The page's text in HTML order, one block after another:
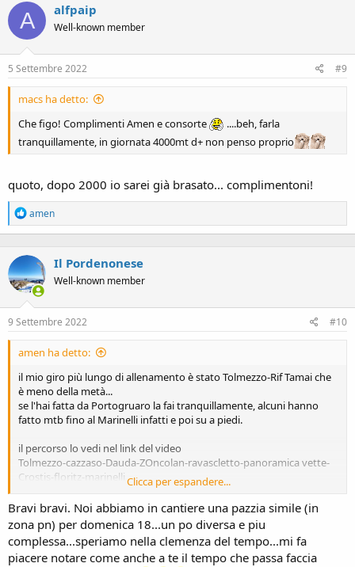
i
n
:
A alfpaip
Well-known member
5 Settembre 2022 #9
macs ha detto:
Che figo! Complimenti Amen e consorte
....beh, farla
tranquillamente, in giornata 4000mt d+ non penso proprio
quoto, dopo 2000 io sarei già brasato... complimentoni!
R
e
a
i
o
n
:
amen
Il Pordenonese
Well-known member
9 Settembre 2022 #10
amen ha detto:
il mio giro più lungo di allenamento è stato Tolmezzo-Rif Tamai che
è meno della metà...
se l'hai fatta da Portogruaro la fai tranquillamente, alcuni hanno
fatto mtb fino al Marinelli infatti e poi su a piedi.
il percorso lo vedi nel link del video
Tolmezzo-cazzaso-Dauda-ZOncolan-ravascletto-panoramica vette-
Crostis-floritz-marinelli
è una manifetsazione "ufficiosa" fra appassionati, partiti in 77 dopo
un brindisi con Prosecco alle 5.00
Clicca per espandere...
Bravi bravi. Noi abbiamo in cantiere una pazzia simile (in
zona pn) per domenica 18...un po diversa e piu
complessa...speriamo nella clemenza del tempo...mi fa
piacere notare come anche a te il tempo che passa faccia